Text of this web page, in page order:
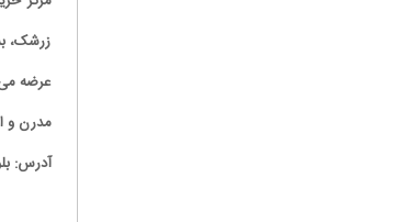
زرشک،
عرضه
مدرن و
آدرس: